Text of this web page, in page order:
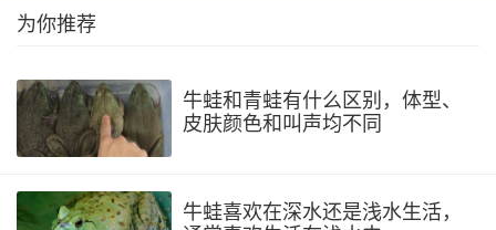
为你推荐
牛蛙和青蛙有什么区别，体型、
皮肤颜色和叫声均不同
牛蛙喜欢在深水还是浅水生活，